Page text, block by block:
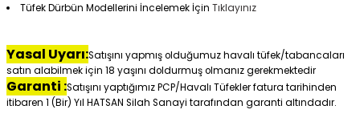
Tüfek Dürbün Modellerini İncelemek İçin Tıklayınız
Yasal Uyarı:Satışını yapmış olduğumuz havalı tüfek/tabancaları
satın alabilmek için 18 yaşını doldurmuş olmanız gerekmektedir
Garanti :Satışını yaptığımız PCP/Havalı Tüfekler fatura tarihinden
itibaren 1 (Bir) Yıl HATSAN Silah Sanayi tarafından garanti altındadır.